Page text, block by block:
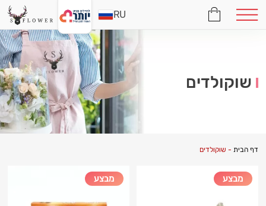
שוקולדים
דף הבית - שוקולדים
מבצע מבצע
RU